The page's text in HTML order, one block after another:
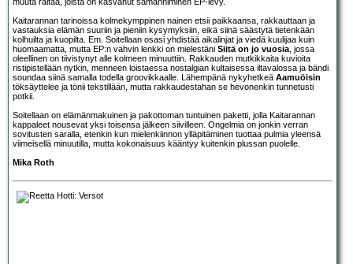
Kaitarannan tarinoissa kolmekymppinen nainen etsii paikkaansa, rakkauttaan ja
vastauksia elämän suuriin ja pieniin kysymyksiin, eikä siinä säästytä tietenkään
kolhuilta ja kuopilta. Em. Soitellaan osasi yhdistää aikalinjat ja viedä kuulijaa kuin
huomaamatta, mutta EP:n vahvin lenkki on mielestäni Siitä on jo vuosia , jossa
oleellinen on tiivistynyt alle kolmeen minuuttiin. Rakkauden mutkikkaita kuvioita
ristipistellään nytkin, menneen loistaessa nostalgian kultaisessa iltavalossa ja bändi
soundaa siinä samalla todella groovikkaalle. Lähempänä nykyhetkeä Aamuöisin
töksäyttelee ja tönii tekstillään, mutta rakkaudestahan se hevonenkin tunnetusti
potkii.
Soitellaan on elämänmakuinen ja pakottoman tuntuinen paketti, jolla Kaitarannan
kappaleet nousevat yksi toisensa jälkeen siivilleen. Ongelmia on jonkin verran
sovitusten saralla, etenkin kun mielenkiinnon ylläpitäminen tuottaa pulmia yleensä
viimeisellä minuutilla, mutta kokonaisuus kääntyy kuitenkin plussan puolelle.
Mika Roth